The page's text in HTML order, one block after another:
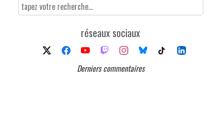
réseaux sociaux
Derniers commentaires